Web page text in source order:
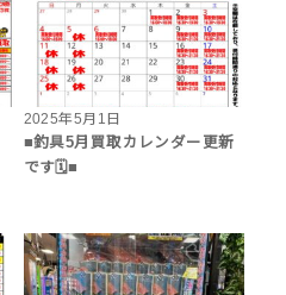
2025年5月1日
■釣具5月買取カレンダー更新
です🗓■